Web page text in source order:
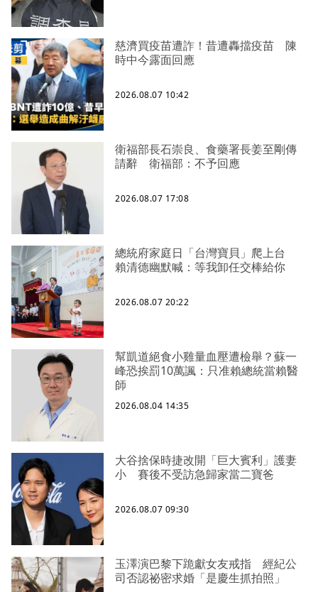
慈濟買疫苗遭詐！昔遭轟擋疫苗 陳
時中今露面回應
2026.08.07 10:42
衛福部長石崇良、食藥署長姜至剛傳
請辭 衛福部：不予回應
2026.08.07 17:08
總統府家庭日「台灣寶貝」爬上台
賴清德幽默喊：等我卸任交棒給你
2026.08.07 20:22
幫凱道絕食小雞量血壓遭檢舉？蘇一
峰恐挨罰10萬諷：只准賴總統當賴醫
師
2026.08.04 14:35
大谷捨保時捷改開「巨大賓利」護妻
小 賽後不受訪急歸家當二寶爸
2026.08.07 09:30
玉澤演巴黎下跪獻女友戒指 經紀公
司否認祕密求婚「是慶生抓拍照」